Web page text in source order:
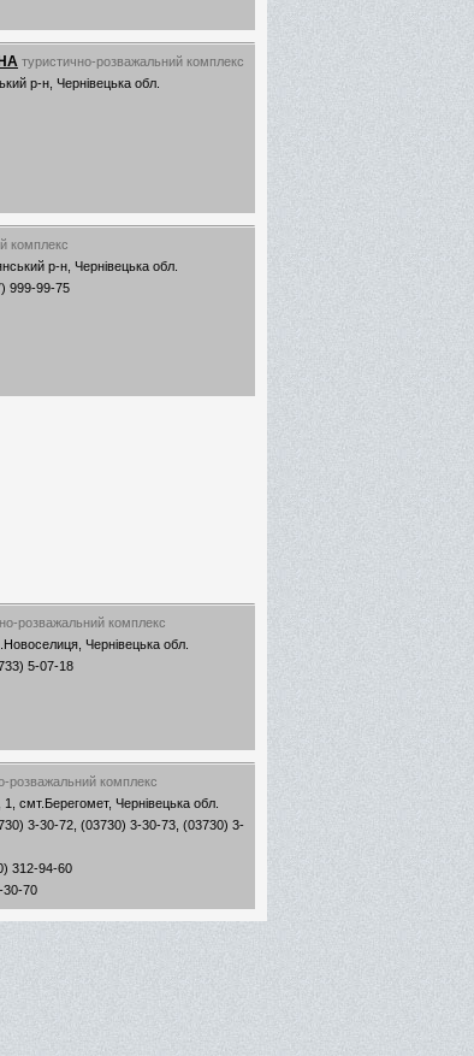
туристично-розважальний комплекс
р-н, Чернівецька обл.
комплекс
р-н, Чернівецька обл.
999-99-75
розважальний комплекс
Чернівецька обл.
5-07-18
розважальний комплекс
смт.Берегомет, Чернівецька обл.
3-30-72, (03730) 3-30-73, (03730) 3-
312-94-60
30-70